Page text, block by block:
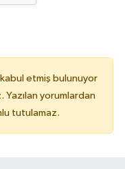
kabul etmiş bulunuyor
yorumlardan
tutulamaz.